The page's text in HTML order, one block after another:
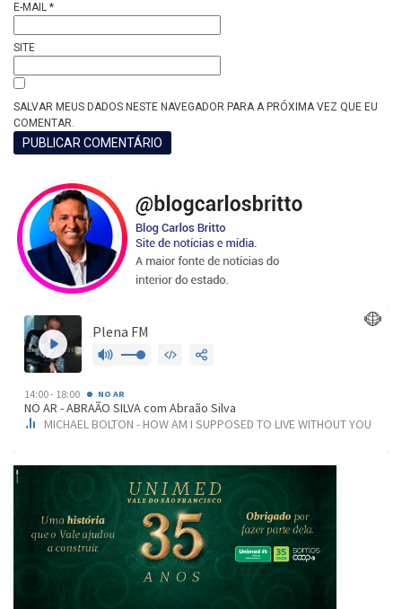
E-MAIL *
SITE
SALVAR MEUS DADOS NESTE NAVEGADOR PARA A PRÓXIMA VEZ QUE EU
COMENTAR.